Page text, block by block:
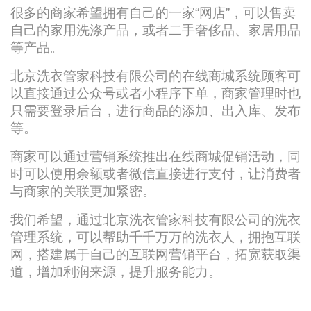
很多的商家希望拥有自己的一家“网店”，可以售卖
自己的家用洗涤产品，或者二手奢侈品、家居用品
等产品。
北京洗衣管家科技有限公司的在线商城系统顾客可
以直接通过公众号或者小程序下单，商家管理时也
只需要登录后台，进行商品的添加、出入库、发布
等。
商家可以通过营销系统推出在线商城促销活动，同
时可以使用余额或者微信直接进行支付，让消费者
与商家的关联更加紧密。
我们希望，通过北京洗衣管家科技有限公司的洗衣
管理系统，可以帮助千千万万的洗衣人，拥抱互联
网，搭建属于自己的互联网营销平台，拓宽获取渠
道，增加利润来源，提升服务能力。